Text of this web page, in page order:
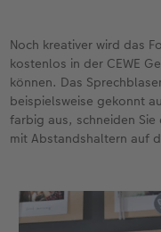
Noch kreativer wird das
kostenlos in der CEWE
können. Das
beispielsweise gekonnt
farbig aus, schneiden
mit Abstandshaltern auf